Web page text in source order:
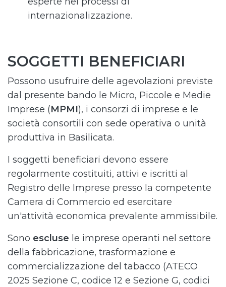
internazionalizzazione.
SOGGETTI BENEFICIARI
Possono usufruire delle agevolazioni previste
dal presente bando le Micro, Piccole e Medie
Imprese (MPMI), i consorzi di imprese e le
società consortili con sede operativa o unità
produttiva in Basilicata.
I soggetti beneficiari devono essere
regolarmente costituiti, attivi e iscritti al
Registro delle Imprese presso la competente
Camera di Commercio ed esercitare
un'attività economica prevalente ammissibile.
Sono escluse le imprese operanti nel settore
della fabbricazione, trasformazione e
commercializzazione del tabacco (ATECO
2025 Sezione C, codice 12 e Sezione G, codici